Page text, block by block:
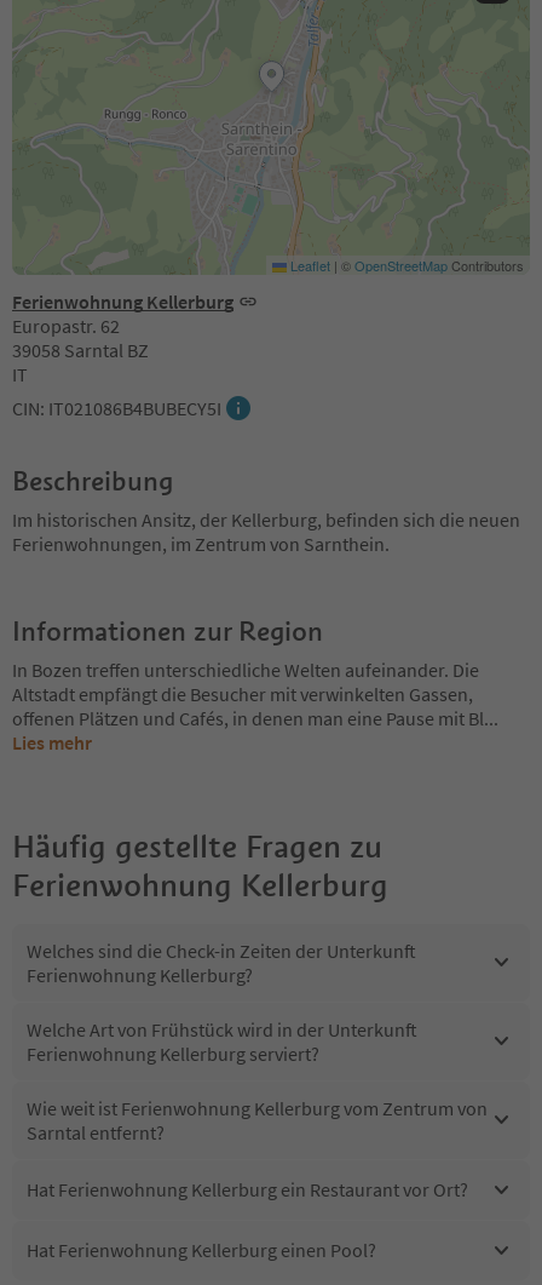
Ferienwohnung Kellerburg
Europastr. 62
39058 Sarntal BZ
IT
CIN: IT021086B4BUBECY5I
Leaflet | ©OpenStreetMapContributors
Beschreibung
Im historischen Ansitz, der Kellerburg, befinden sich die neuen
Ferienwohnungen, im Zentrum von Sarnthein.
Informationen zur Region
In Bozen treffen unterschiedliche Welten aufeinander. Die
Altstadt empfängt die Besucher mit verwinkelten Gassen,
offenen Plätzen und Cafés, in denen man eine Pause mit Bl...
Lies mehr
Häufig gestellte Fragen zu
Ferienwohnung Kellerburg
Welches sind die Check-in Zeiten der Unterkunft
Ferienwohnung Kellerburg?
Welche Art von Frühstück wird in der Unterkunft
Ferienwohnung Kellerburg serviert?
Wie weit ist Ferienwohnung Kellerburg vom Zentrum von
Sarntal entfernt?
Hat Ferienwohnung Kellerburg ein Restaurant vor Ort?
Hat Ferienwohnung Kellerburg einen Pool?